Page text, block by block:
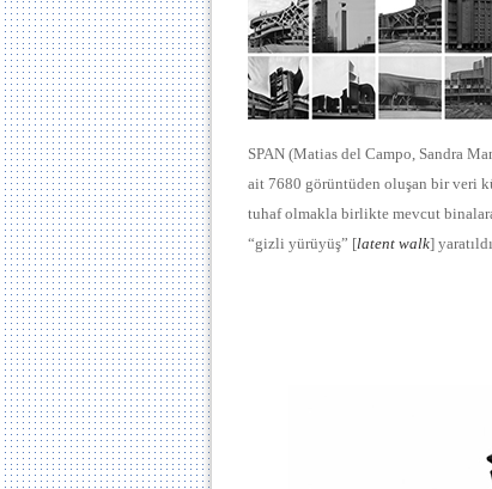
SPAN (Matias del Campo, Sandra
ait 7680 görüntüden oluşan bir veri
tuhaf olmakla birlikte mevcut
“gizli yürüyüş” [latent walk]